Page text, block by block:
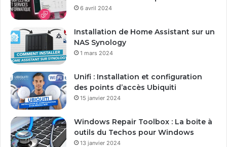
d
s
e
m
a
6 avril 2024
Installation de Home Assistant sur un
NAS Synology
1 mars 2024
Unifi : Installation et configuration
des points d’accès Ubiquiti
15 janvier 2024
Windows Repair Toolbox : La boite à
outils du Techos pour Windows
13 janvier 2024